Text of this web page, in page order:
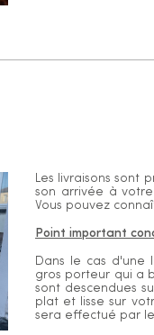
Les livraisons sont
son arrivée à
Vous pouvez
Point important
Dans le cas d'une
gros porteur qui a
sont descendues
plat et lisse sur
sera effectué par